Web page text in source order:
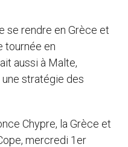
se rendre en Grèce et
tournée en
aussi à Malte,
une stratégie des
Chypre, la Grèce et
mercredi 1er